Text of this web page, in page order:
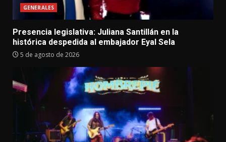
GENERALES
Presencia legislativa: Juliana Santillán en la
histórica despedida al embajador Eyal Sela
5 de agosto de 2026